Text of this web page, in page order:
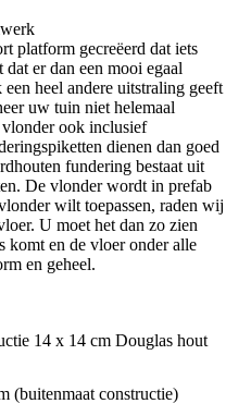
platform gecreëerd dat iets
er dan een mooi egaal
heel andere uitstraling geeft
uw tuin niet helemaal
ook inclusief
dienen dan goed
fundering bestaat uit
De vlonder wordt in prefab
wilt toepassen, raden wij
U moet het dan zo zien
komt en de vloer onder alle
en geheel.
14 x 14 cm Douglas hout
(buitenmaat constructie)